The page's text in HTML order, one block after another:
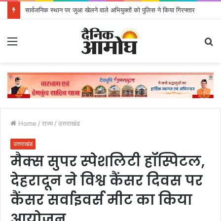
सार्वजनिक स्थान पर जुआ खेलने वाले अभियुक्तों को पुलिस ने किया गिरफ्तार
Home / राज्य / उत्तराखंड
उत्तराखंड
मैक्स सुपर स्पेशलिटी हॉस्पिटल,
देहरादून ने विश्व कैंसर दिवस पर
कैंसर सर्वाइवर्स मीट का किया